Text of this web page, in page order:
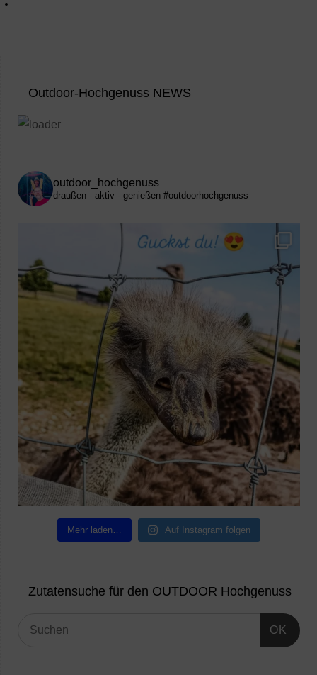
Outdoor-Hochgenuss NEWS
outdoor_hochgenuss
draußen - aktiv - genießen #outdoorhochgenuss
Mehr laden… Auf Instagram folgen
Zutatensuche für den OUTDOOR Hochgenuss
OK